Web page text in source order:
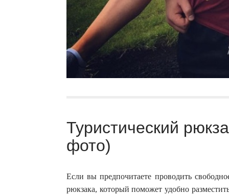
Туристический
фото)
Если вы предпочитаете проводить
рюкзака, который поможет удобно